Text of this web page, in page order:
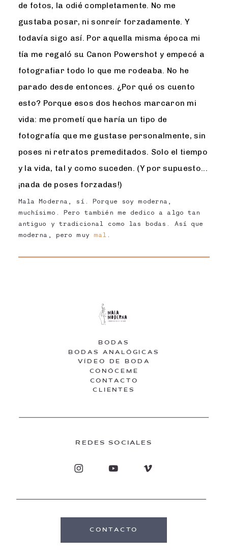
de fotos, la odié completamente. No me
gustaba posar, ni sonreír forzadamente. Y
todavía sigo así. Por aquella misma época mi
tía me regaló su Canon Powershot y empecé a
fotografiar todo lo que me rodeaba. No he
parado desde entonces. ¿Por qué os cuento
esto? Porque esos dos hechos marcaron mi
vida: me prometí que haría un tipo de
fotografía que me gustase personalmente, sin
poses ni retratos premeditados. Solo el tiempo
y la vida, tal y como suceden. (Y por supuesto...
¡nada de poses forzadas!)
Mala Moderna, sí. Porque soy moderna,
muchísimo. Pero también me dedico a algo tan
antiguo y tradicional como las bodas. Así que
moderna, pero muy mal
REDES SOCIALES
CONTACTO
BODAS
BODAS ANALÓGICAS
VÍDEO DE BODA
CONÓCEME
CONTACTO
CLIENTES